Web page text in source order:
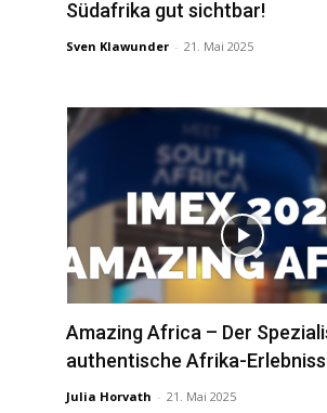
Südafrika gut sichtbar!
Sven Klawunder - 21. Mai 2025
Amazing Africa – Der
authentische Afrika-
Julia Horvath - 21. Mai 2025